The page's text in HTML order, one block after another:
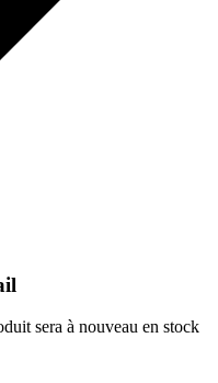
sera à nouveau en stock